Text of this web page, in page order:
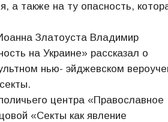
а также на ту опасность,
Златоуста Владимир
на Украине» рассказал о
нью- эйджевском
центра «Православное
«Секты как явление